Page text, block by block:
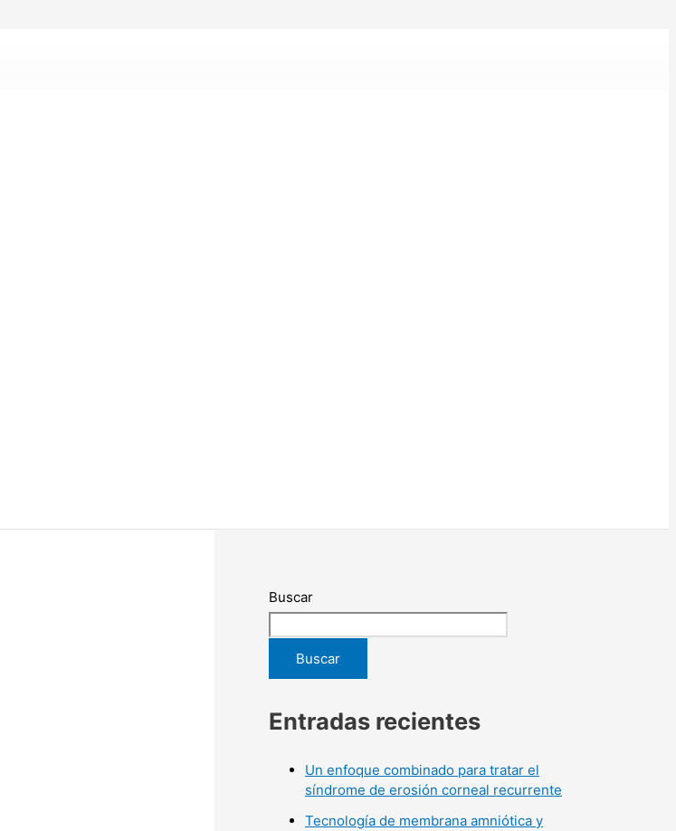
Buscar
Buscar
Entradas recientes
Un enfoque combinado para tratar el
síndrome de erosión corneal recurrente
Tecnología de membrana amniótica y